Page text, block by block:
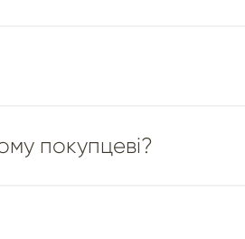
покупцеві?